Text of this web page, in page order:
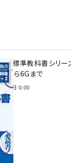
レス標準教科書シリ
から6Gまで
月3日 0:00